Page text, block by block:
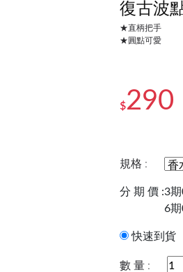
復古波
★直柄把手
★圓點可愛
$290
規格 :
分 期 價 :3
6
快速到貨
數 量 :